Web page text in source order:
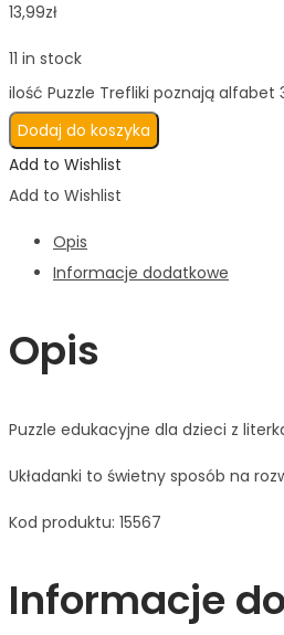
13,99zł
11 in stock
ilość Puzzle Trefliki poznają
Dodaj do koszyka
Add to Wishlist
Add to Wishlist
Opis
Informacje dodatkowe
Opis
Puzzle edukacyjne dla dzieci z
Układanki to świetny sposób na
Kod produktu: 15567
Informacje